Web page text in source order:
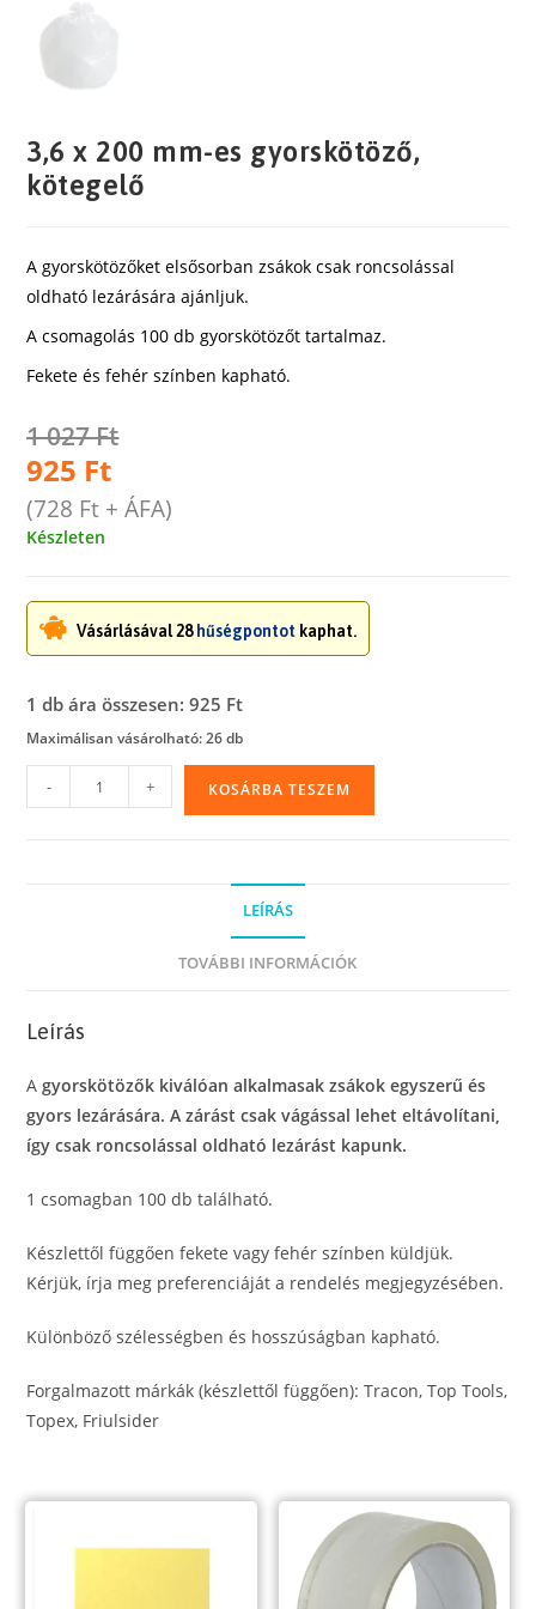
3,6 x 200 mm-es gyorskötöző,
kötegelő
A gyorskötözőket elsősorban zsákok csak roncsolással
oldható lezárására ajánljuk.
A csomagolás 100 db gyorskötözőt tartalmaz.
Fekete és fehér színben kapható.
1 027Ft
925 Ft
(728 Ft + ÁFA)
Készleten
Vásárlásával 28 hűségpontot kaphat.
1 db ára összesen: 925 Ft
Maximálisan vásárolható: 26 db
x
- + KOSÁRBA TESZEM
LEÍRÁS
TOVÁBBI INFORMÁCIÓK
Leírás
Agyorskötözők kiválóan alkalmasak zsákok egyszerű és
gyors lezárására. A zárást csak vágással lehet eltávolítani,
így csak roncsolással oldható lezárást kapunk.
1 csomagban 100 db található.
Készlettől függően fekete vagy fehér színben küldjük.
Kérjük, írja meg preferenciáját a rendelés megjegyzésében.
Különböző szélességben és hosszúságban kapható.
Forgalmazott márkák (készlettől függően): Tracon, Top Tools,
Topex, Friulsider